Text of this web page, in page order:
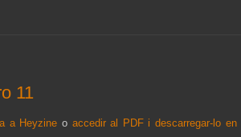
11
a Heyzine o accedir al PDF i descarregar-lo en